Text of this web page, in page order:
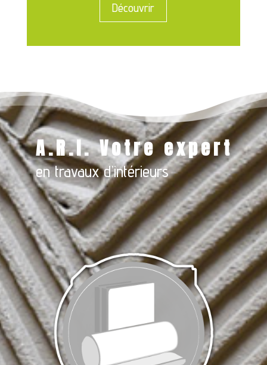
Découvrir
A.R.I.Votre expert
en travaux d’intérieurs